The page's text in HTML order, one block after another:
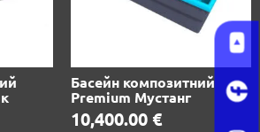
Басейн композитний
Premium Мустанг
10,400.00 €